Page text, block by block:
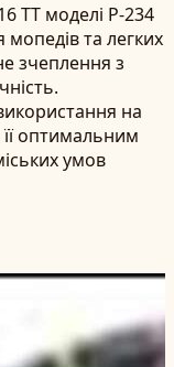
TT моделі P-234
та легких
зчеплення з
на
оптимальним
умов